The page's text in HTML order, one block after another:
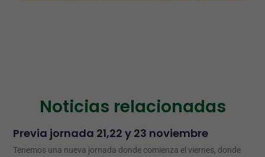
Noticias relacionadas
Previa jornada 21,22 y 23 noviembre
Tenemos una nueva jornada donde comienza el viernes, donde